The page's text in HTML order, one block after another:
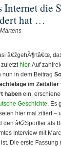
Internet die
hat …
â€žgehÃ¶rtâ€œ,
zuletzt hier. Auf
nun in dem Beitrag
im Zeitalter
haben ein,
Geschichte. Es
hier mal zitiert –
den â€žSportler als
Interview mit
Die erste